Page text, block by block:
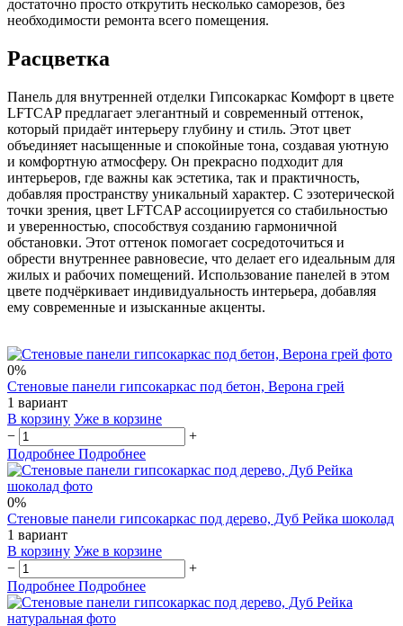
достаточно просто открутить несколько саморезов, без
необходимости ремонта всего помещения.
Расцветка
Панель для внутренней отделки Гипсокаркас Комфорт в цвете
LFTCAP предлагает элегантный и современный оттенок,
который придаёт интерьеру глубину и стиль. Этот цвет
объединяет насыщенные и спокойные тона, создавая уютную
и комфортную атмосферу. Он прекрасно подходит для
интерьеров, где важны как эстетика, так и практичность,
добавляя пространству уникальный характер. С эзотерической
точки зрения, цвет LFTCAP ассоциируется со стабильностью
и уверенностью, способствуя созданию гармоничной
обстановки. Этот оттенок помогает сосредоточиться и
обрести внутреннее равновесие, что делает его идеальным для
жилых и рабочих помещений. Использование панелей в этом
цвете подчёркивает индивидуальность интерьера, добавляя
ему современные и изысканные акценты.
0%
Стеновые панели гипсокаркас под бетон, Верона грей
1 вариант
В корзину Уже в корзине
−
+
Подробнее Подробнее
0%
Стеновые панели гипсокаркас под дерево, Дуб Рейка шоколад
1 вариант
В корзину Уже в корзине
−
+
Подробнее Подробнее